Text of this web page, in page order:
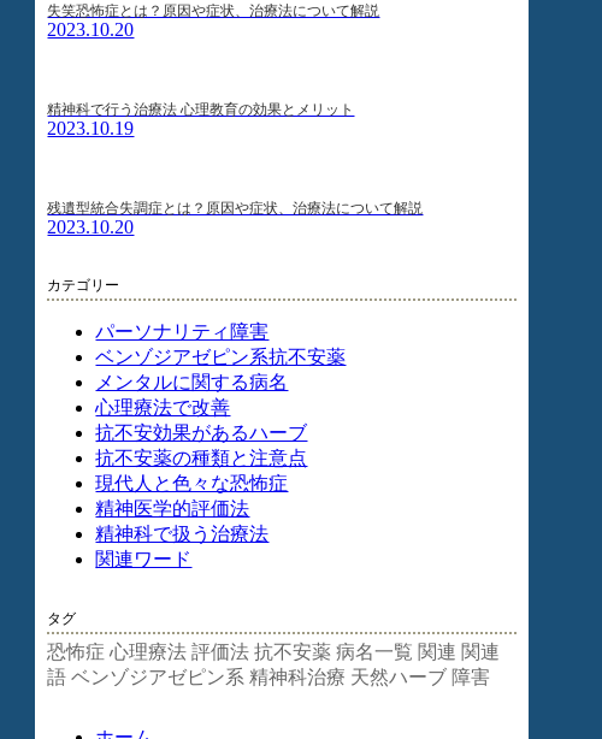
失笑恐怖症とは？原因や症状、治療法について解説
2023.10.20
精神科で行う治療法 心理教育の効果とメリット
2023.10.19
残遺型統合失調症とは？原因や症状、治療法について解説
2023.10.20
カテゴリー
パーソナリティ障害
ベンゾジアゼピン系抗不安薬
メンタルに関する病名
心理療法で改善
抗不安効果があるハーブ
抗不安薬の種類と注意点
現代人と色々な恐怖症
精神医学的評価法
精神科で扱う治療法
関連ワード
タグ
恐怖症 心理療法 評価法 抗不安薬 病名一覧 関連 関連
語 ベンゾジアゼピン系 精神科治療 天然ハーブ 障害